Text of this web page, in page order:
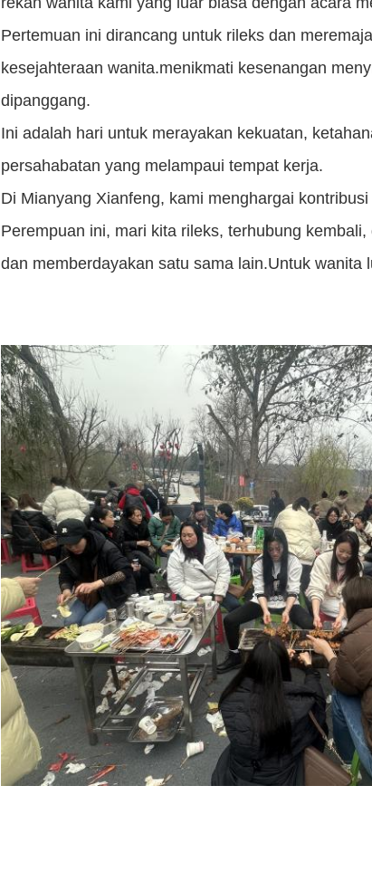
Pertemuan ini dirancang untuk rileks dan
kesejahteraan wanita.menikmati kesenangan
dipanggang.
Ini adalah hari untuk merayakan kekuatan,
persahabatan yang melampaui tempat kerja.
Di Mianyang Xianfeng, kami menghargai
Perempuan ini, mari kita rileks, terhubung
dan memberdayakan satu sama lain.Untuk wanita